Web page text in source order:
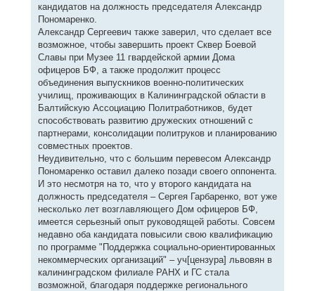
кандидатов на должность председателя Александр
Пономаренко.
Александр Сергеевич также заверил, что сделает все
возможное, чтобы завершить проект Сквер Боевой
Славы при Музее 11 гвардейской армии Дома
офицеров БФ, а также продолжит процесс
объединения выпускников военно-политических
училищ, проживающих в Калининградской области в
Балтийскую Ассоциацию Политработников, будет
способствовать развитию дружеских отношений с
партнерами, консолидации политруков и планированию
совместных проектов.
Неудивительно, что с большим перевесом Александр
Пономаренко оставил далеко позади своего оппонента.
И это несмотря на то, что у второго кандидата на
должность председателя – Сергея Гарбаренко, вот уже
несколько лет возглавляющего Дом офицеров БФ,
имеется серьезный опыт руководящей работы. Совсем
недавно оба кандидата повысили свою квалификацию
по программе "Поддержка социально-ориентированных
некоммерческих организаций" – уч[цензура] львовян в
калининградском филиале РАНХ и ГС стала
возможной, благодаря поддержке регионального